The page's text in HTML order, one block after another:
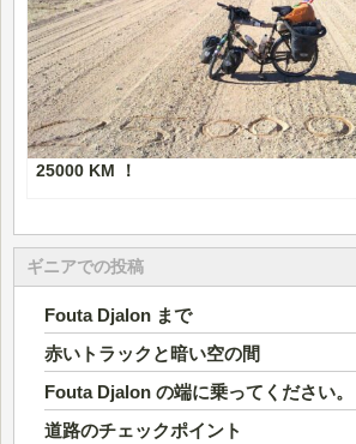
25000 KM ！
ギニアでの投稿
Fouta Djalon まで
赤いトラックと暗い空の間
Fouta Djalon の端に乗ってください。
道路のチェックポイント